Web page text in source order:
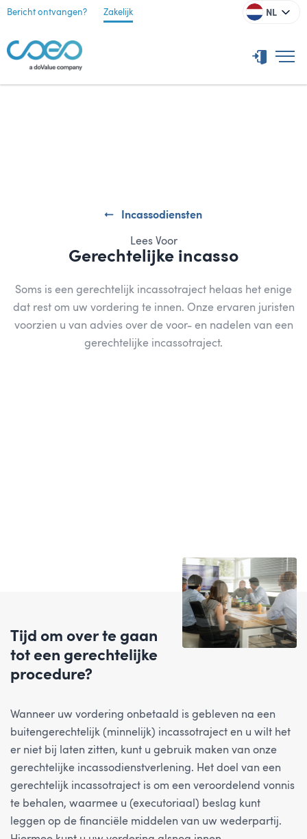
Bericht ontvangen? Zakelijk NL
Incassodiensten
Lees Voor
Gerechtelijke incasso
Soms is een gerechtelijk incassotraject helaas het enige
dat rest om uw vordering te innen. Onze ervaren juristen
voorzien u van advies over de voor- en nadelen van een
gerechtelijke incassotraject.
Tijd om over te gaan
tot een gerechtelijke
procedure?
Wanneer uw vordering onbetaald is gebleven na een
buitengerechtelijk (minnelijk) incassotraject en u wilt het
er niet bij laten zitten, kunt u gebruik maken van onze
gerechtelijke incassodienstverlening. Het doel van een
gerechtelijk incassotraject is om een veroordelend vonnis
te behalen, waarmee u (executoriaal) beslag kunt
leggen op de financiële middelen van uw wederpartij.